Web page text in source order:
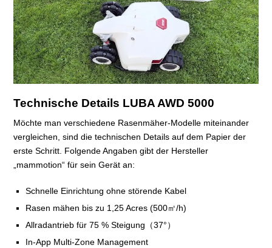
Technische Details LUBA AWD 5000
Möchte man verschiedene Rasenmäher-Modelle miteinander
vergleichen, sind die technischen Details auf dem Papier der
erste Schritt. Folgende Angaben gibt der Hersteller
„mammotion“ für sein Gerät an:
Schnelle Einrichtung ohne störende Kabel
Rasen mähen bis zu 1,25 Acres (500㎡/h)
Allradantrieb für 75 % Steigung（37°）
In-App Multi-Zone Management